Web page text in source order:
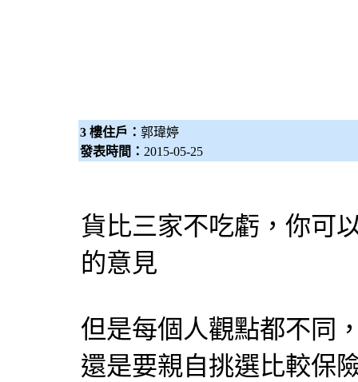
3 樓住戶： 郭瑋婷
發表時間： 2015-05-25
貨比三家不吃虧，你可
的意見
但是每個人觀點都不同
還是要親自挑選比較保